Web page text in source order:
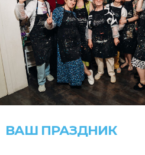
ВАШ ПРАЗДНИК